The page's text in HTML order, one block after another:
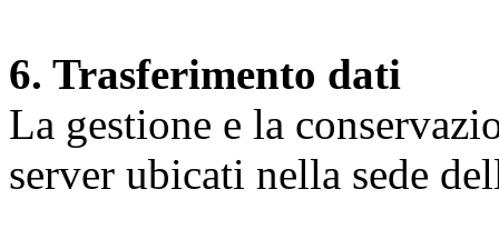
6. Trasferimento dati
La gestione e la
server ubicati nella sede